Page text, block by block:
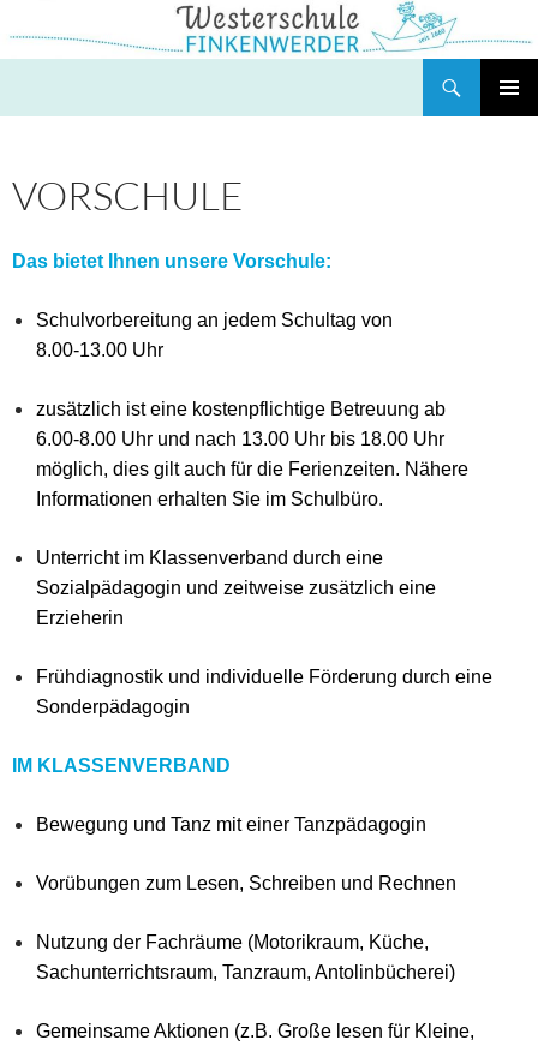
Inhalt
VORSCHULE
Das bietet Ihnen unsere Vorschule:
Schulvorbereitung an jedem Schultag von
8.00-13.00 Uhr
zusätzlich ist eine kostenpflichtige Betreuung ab
6.00-8.00 Uhr und nach 13.00 Uhr bis 18.00 Uhr
möglich, dies gilt auch für die Ferienzeiten. Nähere
Informationen erhalten Sie im Schulbüro.
Unterricht im Klassenverband durch eine
Sozialpädagogin und zeitweise zusätzlich eine
Erzieherin
Frühdiagnostik und individuelle Förderung durch eine
Sonderpädagogin
IM KLASSENVERBAND
Bewegung und Tanz mit einer Tanzpädagogin
Vorübungen zum Lesen, Schreiben und Rechnen
Nutzung der Fachräume (Motorikraum, Küche,
Sachunterrichtsraum, Tanzraum, Antolinbücherei)
Gemeinsame Aktionen (z.B. Große lesen für Kleine,